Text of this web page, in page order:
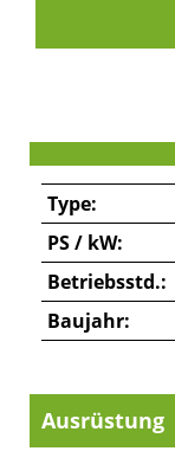
Type:
PS / kW:
Betriebsstd.:
Baujahr:
Ausrüstung